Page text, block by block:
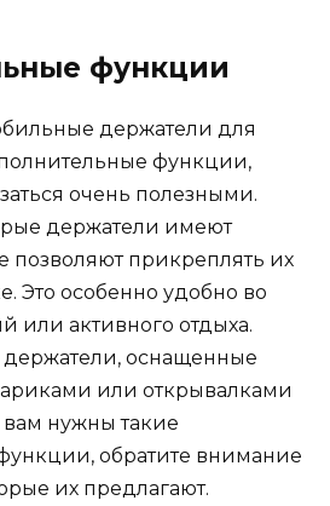
функции
держатели для
функции,
очень полезными.
держатели имеют
позволяют прикреплять их
Это особенно удобно во
или активного отдыха.
держатели, оснащенные
или открывалками
нужны такие
обратите внимание
их предлагают.